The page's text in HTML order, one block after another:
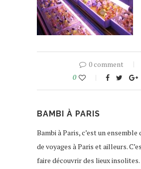
0 comment
0
BAMBI À PARIS
Bambi à Paris, c’est un ensemble
de voyages à Paris et ailleurs.
faire découvrir des lieux insolites.